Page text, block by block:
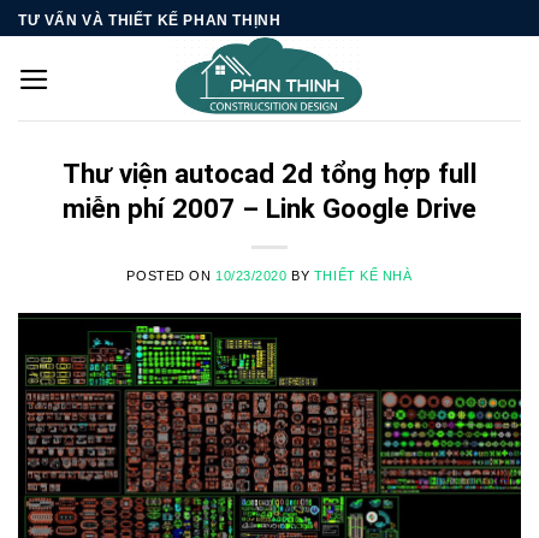
Skip
content
TƯ VẤN VÀ THIẾT KẾ PHAN THỊNH
Thư viện autocad 2d tổng hợp full
miễn phí 2007 – Link Google Drive
POSTED ON 10/23/2020 BY THIẾT KẾ NHÀ